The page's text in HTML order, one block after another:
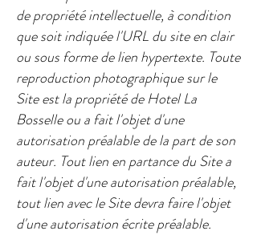
de propriété intellectuelle, à condition
que soit indiquée l'URL du site en clair
ou sous forme de lien hypertexte. Toute
reproduction photographique sur le
Site est la propriété de Hotel La
Bosselle ou a fait l'objet d'une
autorisation préalable de la part de son
auteur. Tout lien en partance du Site a
fait l'objet d'une autorisation préalable,
tout lien avec le Site devra faire l'objet
d'une autorisation écrite préalable. ​